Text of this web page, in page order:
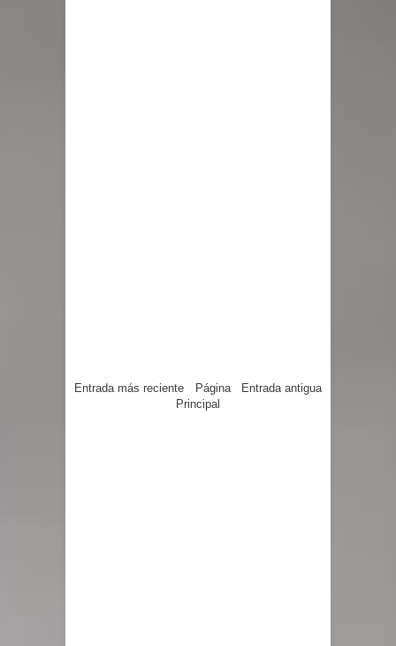
Entrada más reciente Entrada antigua
Página
Principal